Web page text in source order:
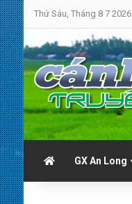
Thứ Sáu, Tháng 8 7 2026
GX An Long